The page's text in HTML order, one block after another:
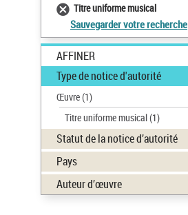
Titre uniforme musical
Sauvegarder votre recherche
AFFINER
Type de notice d'autorité
Œuvre(1)
Titre uniforme musical(1)
Statut de la notice d’autorité
Pays
Auteur d’œuvre